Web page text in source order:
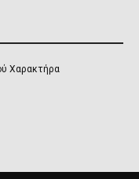
Χαρακτήρα